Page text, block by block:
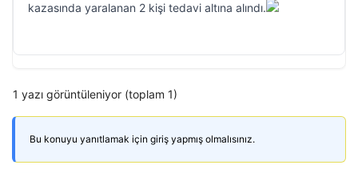
kazasında yaralanan 2 kişi tedavi altına alındı.
1 yazı görüntüleniyor (toplam 1)
Bu konuyu yanıtlamak için giriş yapmış olmalısınız.